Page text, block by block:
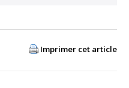
Imprimer cet article